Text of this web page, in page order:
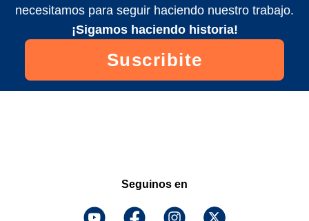
necesitamos para seguir haciendo nuestro trabajo.
¡Sigamos haciendo historia!
Suscribite
Seguinos en